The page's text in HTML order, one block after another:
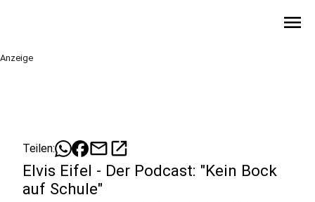
menu
Anzeige
Teilen: mailopen_in_new
Elvis Eifel - Der Podcast: "Kein Bock
auf Schule"